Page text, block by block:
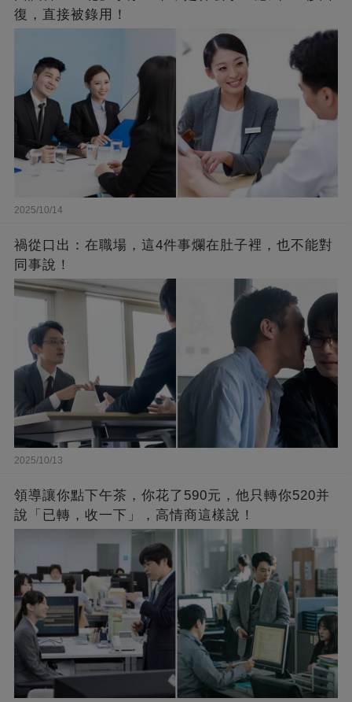
復，直接被錄用！
2025/10/14
禍從口出：在職場，這4件事爛在肚子裡，也不能對
同事說！
2025/10/13
領導讓你點下午茶，你花了590元，他只轉你520并
說「已轉，收一下」，高情商這樣說！